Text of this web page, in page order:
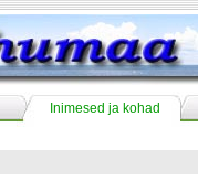
Inimesed ja kohad